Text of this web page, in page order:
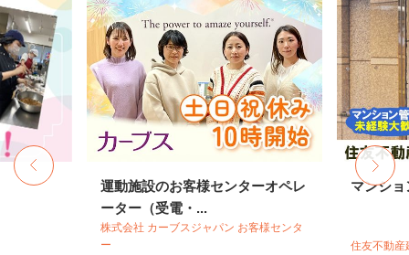
運動施設のお客様センターオペレ
ーター（受電・...
株式会社 カーブスジャパン お客様センタ
ー
マンシ
住友不動産